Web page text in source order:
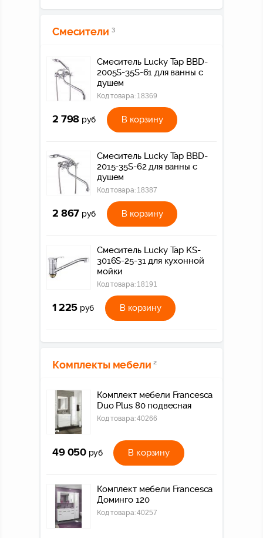
Смесители 3
Смеситель Lucky Tap BBD-
2005S-35S-61 для ванны с
душем
Код товара: 18369
2 798 руб В корзину
Смеситель Lucky Tap BBD-
2015-35S-62 для ванны с
душем
Код товара: 18387
2 867 руб В корзину
Смеситель Lucky Tap KS-
3016S-25-31 для кухонной
мойки
Код товара: 18191
1 225 руб В корзину
Комплекты мебели 2
Комплект мебели Francesca
Duo Plus 80 подвесная
Код товара:40266
49 050 руб В корзину
Комплект мебели Francesca
Доминго 120
Код товара:40257